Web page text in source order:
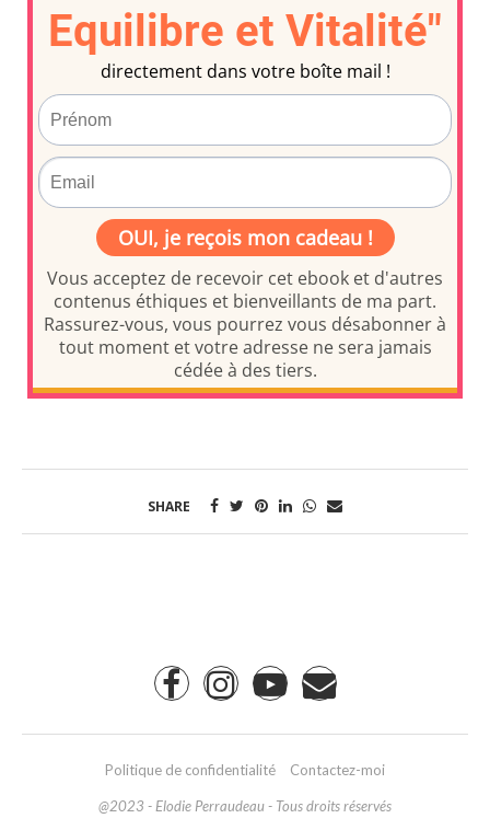
SHARE
Politique de confidentialité Contactez-moi
@2023 - Elodie Perraudeau - Tous droits réservés